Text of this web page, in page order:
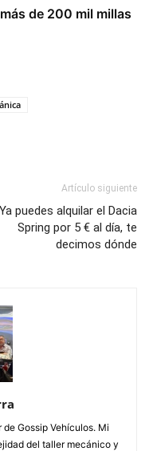
de 200 mil millas
Artículo siguiente
Ya puedes alquilar el Dacia
Spring por 5 € al día, te
decimos dónde
Gossip Vehículos. Mi
del taller mecánico y